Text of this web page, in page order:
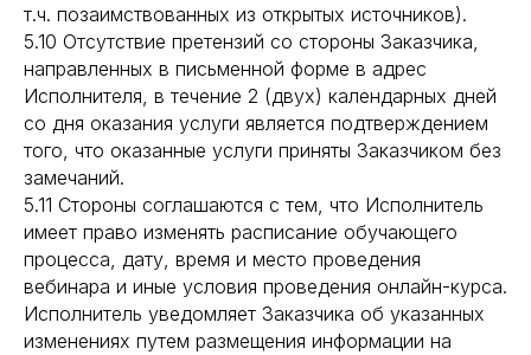
т.ч. позаимствованных из открытых источников).
5.10 Отсутствие претензий со стороны Заказчика,
направленных в письменной форме в адрес
Исполнителя, в течение 2 (двух) календарных дней
со дня оказания услуги является подтверждением
того, что оказанные услуги приняты Заказчиком без
замечаний.
5.11 Стороны соглашаются с тем, что Исполнитель
имеет право изменять расписание обучающего
процесса, дату, время и место проведения
вебинара и иные условия проведения онлайн-курса.
Исполнитель уведомляет Заказчика об указанных
изменениях путем размещения информации на